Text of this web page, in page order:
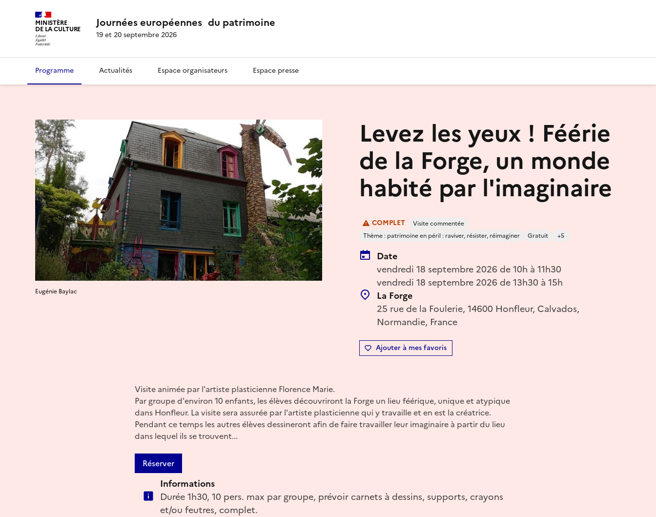
MINISTÈRE
DE LA CULTURE Journées européennes du patrimoine
19 et 20 septembre 2026
Programme Actualités Espace organisateurs Espace presse
Levez les yeux ! Féérie
de la Forge, un monde
habité par l'imaginaire
COMPLET
Visite commentée
Thème : patrimoine en péril : raviver, résister, réimaginer
Gratuit +5
Date
vendredi 18 septembre 2026 de 10h à 11h30
vendredi 18 septembre 2026 de 13h30 à 15h
La Forge
25 rue de la Foulerie, 14600 Honfleur, Calvados,
Normandie, France
Ajouter à mes favoris
Eugénie Baylac
Visite animée par l'artiste plasticienne Florence Marie.
Par groupe d'environ 10 enfants, les élèves découvriront la Forge un lieu féérique, unique et atypique
dans Honfleur. La visite sera assurée par l'artiste plasticienne qui y travaille et en est la créatrice.
Pendant ce temps les autres élèves dessineront afin de faire travailler leur imaginaire à partir du lieu
dans lequel ils se trouvent...
Réserver
Informations
Durée 1h30, 10 pers. max par groupe, prévoir carnets à dessins, supports, crayons
et/ou feutres, complet.